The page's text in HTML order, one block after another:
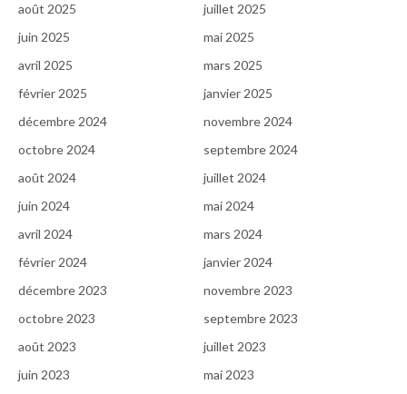
août 2025
juillet 2025
juin 2025
mai 2025
avril 2025
mars 2025
février 2025
janvier 2025
décembre 2024
novembre 2024
octobre 2024
septembre 2024
août 2024
juillet 2024
juin 2024
mai 2024
avril 2024
mars 2024
février 2024
janvier 2024
décembre 2023
novembre 2023
octobre 2023
septembre 2023
août 2023
juillet 2023
juin 2023
mai 2023